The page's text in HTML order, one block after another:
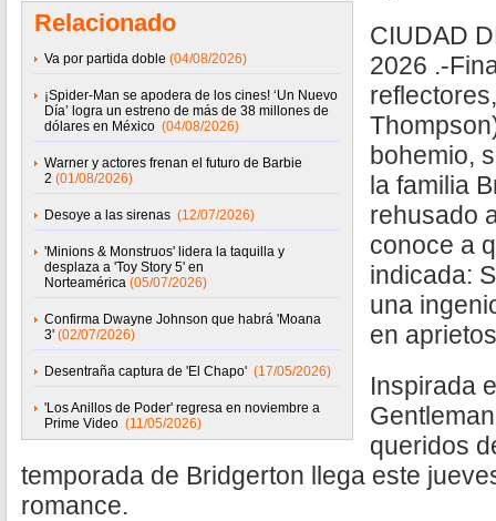
Relacionado
Va por partida doble (04/08/2026)
¡Spider-Man se apodera de los cines! ‘Un Nuevo
Día’ logra un estreno de más de 38 millones de
dólares en México (04/08/2026)
Warner y actores frenan el futuro de Barbie
2 (01/08/2026)
Desoye a las sirenas (12/07/2026)
'Minions & Monstruos' lidera la taquilla y
desplaza a 'Toy Story 5' en
Norteamérica (05/07/2026)
Confirma Dwayne Johnson que habrá 'Moana
3' (02/07/2026)
Desentraña captura de 'El Chapo' (17/05/2026)
'Los Anillos de Poder' regresa en noviembre a
Prime Video (11/05/2026)
CIUDAD
2026 .-
bohemio,
la familia
rehusado
conoce a
indicada:
una
en
Inspirada
queridos
temporada de Bridgerton llega este
romance.